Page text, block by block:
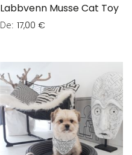
Labbvenn Musse Cat Toy
De 17,00 €